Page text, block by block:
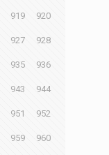
919 920
927 928
935 936
943 944
951 952
959 960